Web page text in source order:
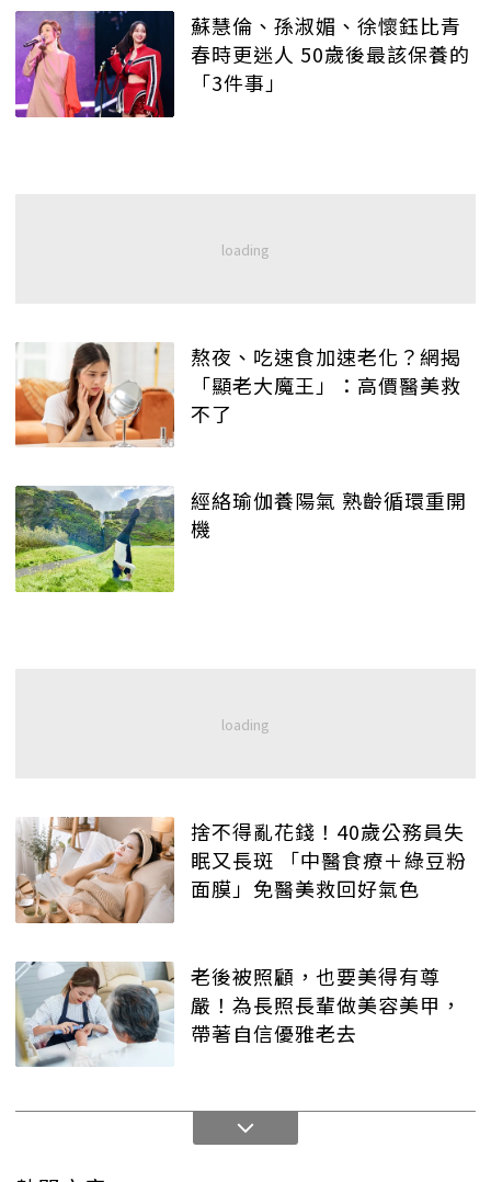
蘇慧倫、孫淑媚、徐懷鈺比青
春時更迷人 50歲後最該保養的
「3件事」
熬夜、吃速食加速老化？網揭
「顯老大魔王」：高價醫美救
不了
經絡瑜伽養陽氣 熟齡循環重開
機
捨不得亂花錢！40歲公務員失
眠又長斑 「中醫食療＋綠豆粉
面膜」免醫美救回好氣色
老後被照顧，也要美得有尊
嚴！為長照長輩做美容美甲，
帶著自信優雅老去